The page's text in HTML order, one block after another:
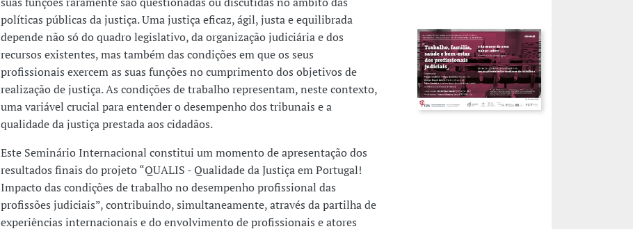
políticas públicas da justiça. Uma justiça eficaz, ágil, justa e equilibrada
depende não só do quadro legislativo, da organização judiciária e dos
recursos existentes, mas também das condições em que os seus
profissionais exercem as suas funções no cumprimento dos objetivos de
realização de justiça. As condições de trabalho representam, neste contexto,
uma variável crucial para entender o desempenho dos tribunais e a
qualidade da justiça prestada aos cidadãos.
Este Seminário Internacional constitui um momento de apresentação dos
resultados finais do projeto “QUALIS - Qualidade da Justiça em Portugal!
Impacto das condições de trabalho no desempenho profissional das
profissões judiciais”, contribuindo, simultaneamente, através da partilha de
experiências internacionais e do envolvimento de profissionais e atores